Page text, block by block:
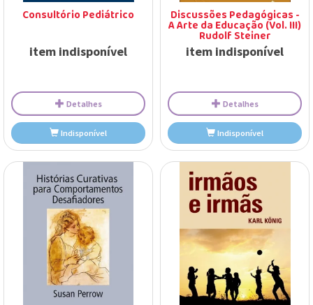
Consultório Pediátrico
item indisponível
Detalhes
Indisponível
Discussões Pedagógicas -
A Arte da Educação (Vol. III)
Rudolf Steiner
item indisponível
Detalhes
Indisponível